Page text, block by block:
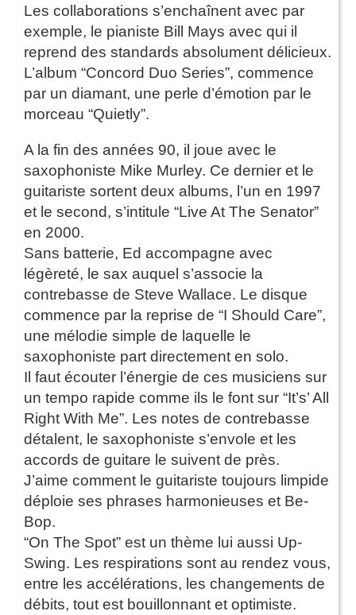
Les collaborations s’enchaînent avec par
exemple, le pianiste Bill Mays avec qui il
reprend des standards absolument délicieux.
L’album “Concord Duo Series”, commence
par un diamant, une perle d’émotion par le
morceau “Quietly”.
A la fin des années 90, il joue avec le
saxophoniste Mike Murley. Ce dernier et le
guitariste sortent deux albums, l’un en 1997
et le second, s’intitule “Live At The Senator”
en 2000.
Sans batterie, Ed accompagne avec
légèreté, le sax auquel s’associe la
contrebasse de Steve Wallace. Le disque
commence par la reprise de “I Should Care”,
une mélodie simple de laquelle le
saxophoniste part directement en solo.
Il faut écouter l’énergie de ces musiciens sur
un tempo rapide comme ils le font sur “It’s’ All
Right With Me”. Les notes de contrebasse
détalent, le saxophoniste s’envole et les
accords de guitare le suivent de près.
J’aime comment le guitariste toujours limpide
déploie ses phrases harmonieuses et Be-
Bop.
“On The Spot” est un thème lui aussi Up-
Swing. Les respirations sont au rendez vous,
entre les accélérations, les changements de
débits, tout est bouillonnant et optimiste.